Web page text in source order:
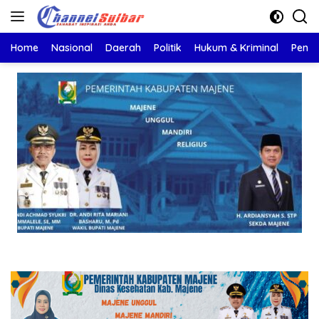
Langsung
Home Nasional Daerah Politik Hukum & Kriminal